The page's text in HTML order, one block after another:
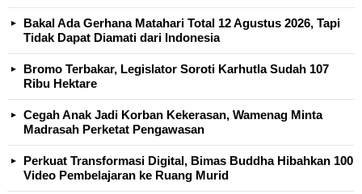
Bakal Ada Gerhana Matahari Total 12 Agustus 2026, Tapi
Tidak Dapat Diamati dari Indonesia
Bromo Terbakar, Legislator Soroti Karhutla Sudah 107
Ribu Hektare
Cegah Anak Jadi Korban Kekerasan, Wamenag Minta
Madrasah Perketat Pengawasan
Perkuat Transformasi Digital, Bimas Buddha Hibahkan 100
Video Pembelajaran ke Ruang Murid